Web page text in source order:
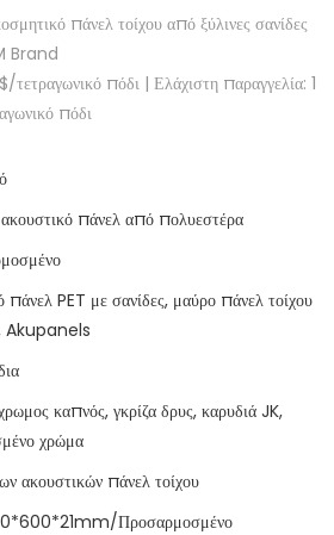
πάνελ τοίχου από ξύλινες σανίδες
Brand
τετραγωνικό πόδι | Ελάχιστη παραγγελία: 1
πόδι
πάνελ από πολυεστέρα
πάνελ PET με σανίδες, μαύρο πάνελ τοίχου
Akupanels
καπνός, γκρίζα δρυς, καρυδιά JK,
χρώμα
ακουστικών πάνελ τοίχου
Προσαρμοσμένο